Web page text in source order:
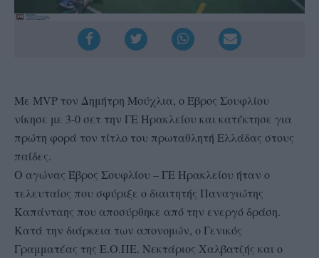
Με MVP τον Δημήτρη Μούχλια, ο Έβρος Σουφλίου
νίκησε με 3-0 σετ την ΓΕ Ηρακλείου και κατέκτησε για
πρώτη φορά τον τίτλο του πρωταθλητή Ελλάδας στους
παίδες.
Ο αγώνας Έβρος Σουφλίου – ΓΕ Ηρακλείου ήταν ο
τελευταίος που σφύριξε ο διαιτητής Παναγιώτης
Καπάνταης που αποσύρθηκε από την ενεργό δράση.
Κατά την διάρκεια των απονομών, ο Γενικός
Γραμματέας της Ε.Ο.ΠΕ. Νεκτάριος Χαλβατζής και ο